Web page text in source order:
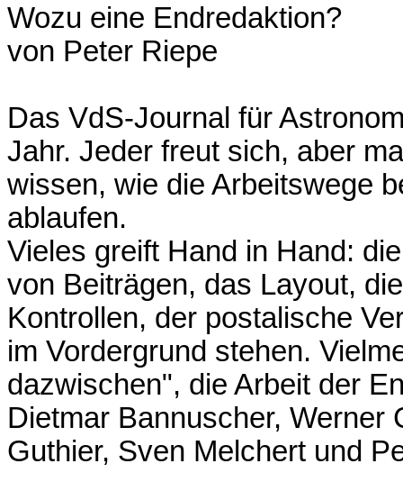
Wozu eine Endredaktion?
von Peter Riepe
Das VdS-Journal für
Jahr. Jeder freut sich, aber
wissen, wie die Arbeitswege
ablaufen.
Vieles greift Hand in Hand:
von Beiträgen, das Layout,
Kontrollen, der postalische
im Vordergrund stehen.
dazwischen", die Arbeit der
Dietmar Bannuscher, Werner
Guthier, Sven Melchert und